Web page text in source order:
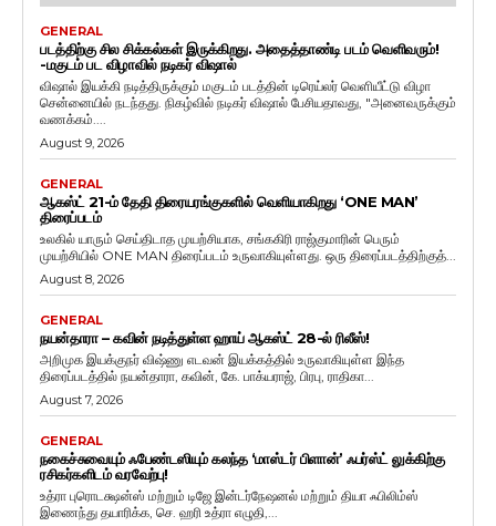
GENERAL
படத்திற்கு சில சிக்கல்கள் இருக்கிறது. அதைத்தாண்டி படம் வெளிவரும்!
-மகுடம் பட விழாவில் நடிகர் விஷால்
விஷால் இயக்கி நடித்திருக்கும் மகுடம் படத்தின் டிரெய்லர் வெளியீட்டு விழா
சென்னையில் நடந்தது. நிகழ்வில் நடிகர் விஷால் பேசியதாவது, "அனைவருக்கும்
வணக்கம்....
August 9, 2026
GENERAL
ஆகஸ்ட் 21-ம் தேதி திரையரங்குகளில் வெளியாகிறது ‘ONE MAN’
திரைப்படம்
உலகில் யாரும் செய்திடாத முயற்சியாக, சங்ககிரி ராஜ்குமாரின் பெரும்
முயற்சியில் ONE MAN திரைப்படம் உருவாகியுள்ளது. ஒரு திரைப்படத்திற்குத்...
August 8, 2026
GENERAL
நயன்தாரா – கவின் நடித்துள்ள ஹாய் ஆகஸ்ட் 28-ல் ரிலீஸ்!
அறிமுக இயக்குநர் விஷ்ணு எடவன் இயக்கத்தில் உருவாகியுள்ள இந்த
திரைப்படத்தில் நயன்தாரா, கவின், கே. பாக்யராஜ், பிரபு, ராதிகா...
August 7, 2026
GENERAL
நகைச்சுவையும் ஃபேண்டஸியும் கலந்த ‘மாஸ்டர் பிளான்’ ஃபர்ஸ்ட் லுக்கிற்கு
ரசிகர்களிடம் வரவேற்பு!
உத்ரா புரொடக்ஷன்ஸ் மற்றும் டிஜே இன்டர்நேஷனல் மற்றும் தியா ஃபிலிம்ஸ்
இணைந்து தயாரிக்க, செ. ஹரி உத்ரா எழுதி,...